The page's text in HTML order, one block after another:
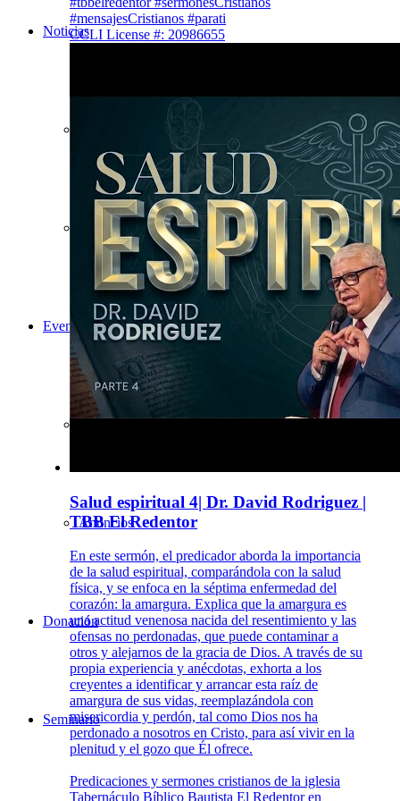
Noticias
Las Últimas Noticias
Fotos de TBB
Eventos
Anuncios
Donación
Seminario
#mensajesCristianos #parati
CCLI License #: 20986655
Salud espiritual 4| Dr. David Rodriguez |
TBB El Redentor
En este sermón, el predicador aborda la importancia
de la salud espiritual, comparándola con la salud
física, y se enfoca en la séptima enfermedad del
corazón: la amargura. Explica que la amargura es
una actitud venenosa nacida del resentimiento y las
ofensas no perdonadas, que puede contaminar a
otros y alejarnos de la gracia de Dios. A través de su
propia experiencia y anécdotas, exhorta a los
creyentes a identificar y arrancar esta raíz de
amargura de sus vidas, reemplazándola con
misericordia y perdón, tal como Dios nos ha
perdonado a nosotros en Cristo, para así vivir en la
plenitud y el gozo que Él ofrece.
Predicaciones y sermones cristianos de la iglesia
Tabernáculo Bíblico Bautista El Redentor en